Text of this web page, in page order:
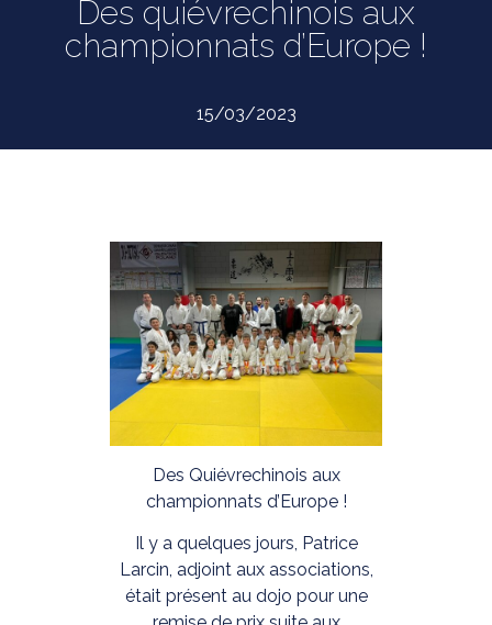
Des quiévrechinois aux
championnats d’Europe !
15/03/2023
Des Quiévrechinois aux
championnats d’Europe !
Il y a quelques jours, Patrice
Larcin, adjoint aux associations,
était présent au dojo pour une